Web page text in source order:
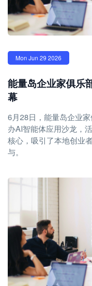
Mon Jun 29 2026
能量岛企业家俱乐
幕
6月28日，能量岛企业
办AI智能体应用沙龙，
核心，吸引了本地创业
与。